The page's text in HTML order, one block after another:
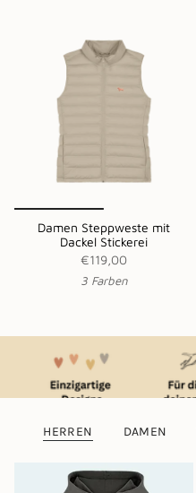
Damen Steppweste mit
Dackel Stickerei
€119,00
3 Farben
HERREN DAMEN